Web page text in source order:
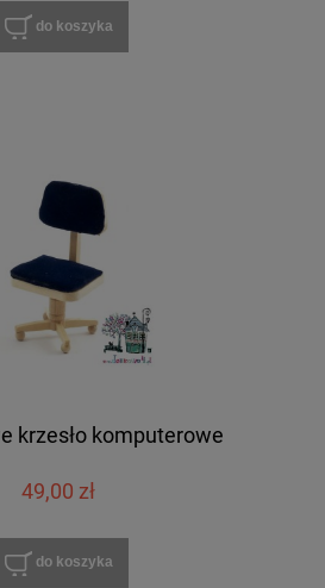
do koszyka
krzesło komputerowe
49,00 zł
do koszyka